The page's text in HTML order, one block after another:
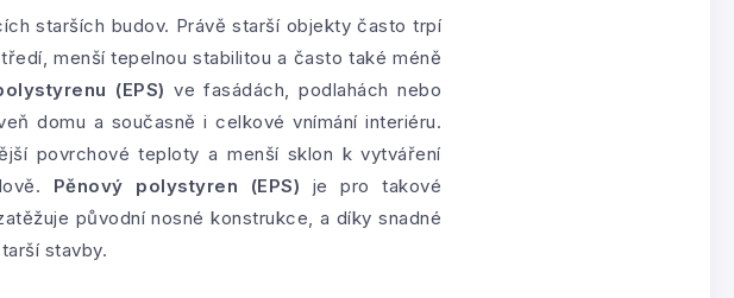
starších budov. Právě starší objekty často trpí
menší tepelnou stabilitou a často také méně
(EPS) ve fasádách, podlahách nebo
domu a současně i celkové vnímání interiéru.
povrchové teploty a menší sklon k vytváření
Pěnový polystyren (EPS) je pro takové
původní nosné konstrukce, a díky snadné
stavby.